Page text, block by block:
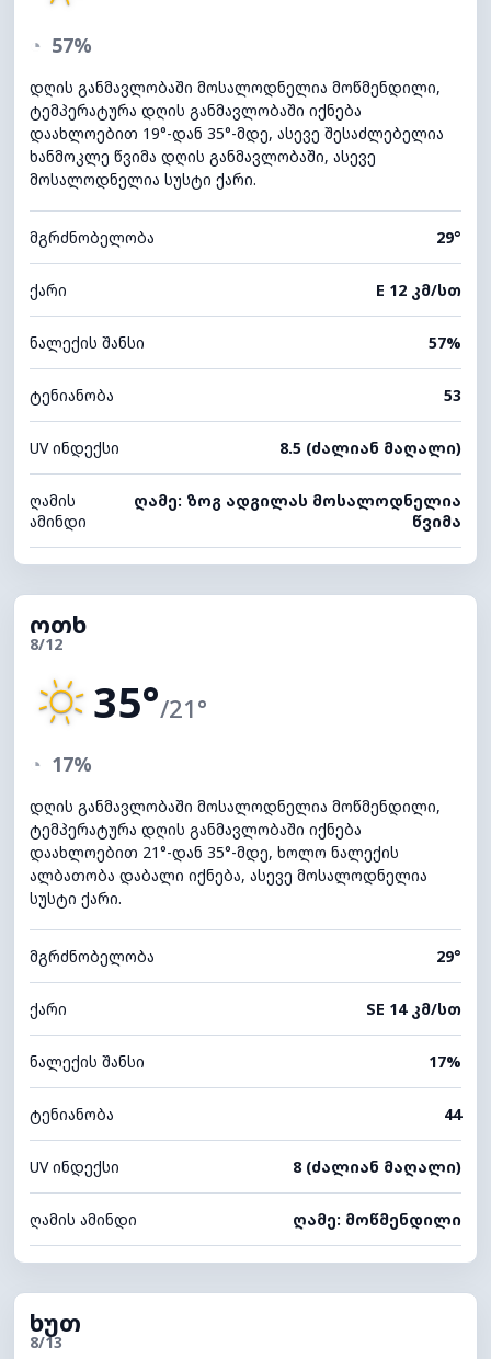
◔ 57%
დღის განმავლობაში მოსალოდნელია მოწმენდილი,
ტემპერატურა დღის განმავლობაში იქნება
დაახლოებით 19°-დან 35°-მდე, ასევე შესაძლებელია
ხანმოკლე წვიმა დღის განმავლობაში, ასევე
მოსალოდნელია სუსტი ქარი.
მგრძნობელობა 29°
ქარი E 12 კმ/სთ
ნალექის შანსი 57%
ტენიანობა 53
UV ინდექსი 8.5 (ძალიან მაღალი)
ღამის
ამინდი
ღამე: ზოგ ადგილას მოსალოდნელია
წვიმა
ოთხ
8/12
35°/21°
◔ 17%
დღის განმავლობაში მოსალოდნელია მოწმენდილი,
ტემპერატურა დღის განმავლობაში იქნება
დაახლოებით 21°-დან 35°-მდე, ხოლო ნალექის
ალბათობა დაბალი იქნება, ასევე მოსალოდნელია
სუსტი ქარი.
მგრძნობელობა 29°
ქარი SE 14 კმ/სთ
ნალექის შანსი 17%
ტენიანობა 44
UV ინდექსი 8 (ძალიან მაღალი)
ღამის ამინდი ღამე: მოწმენდილი
ხუთ
8/13